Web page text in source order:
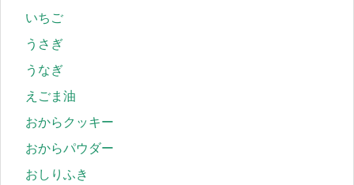
いちご
うさぎ
うなぎ
えごま油
おからクッキー
おからパウダー
おしりふき